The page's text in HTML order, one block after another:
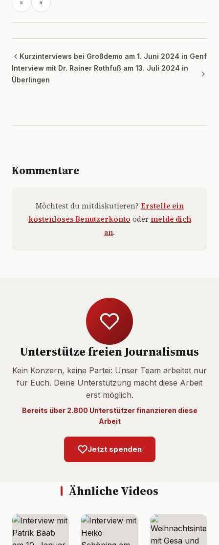
Kurzinterviews bei Großdemo am 1. Juni 2024 in Genf
Interview mit Dr. Rainer Rothfuß am 13. Juli 2024 in
Überlingen
Kommentare
Möchtest du mitdiskutieren? Erstelle ein
kostenloses Benutzerkonto oder melde dich
an.
Unterstütze freien Journalismus
Kein Konzern, keine Partei: Unser Team arbeitet nur
für Euch. Deine Unterstützung macht diese Arbeit
erst möglich.
Bereits über 2.800 Unterstützer finanzieren diese
Arbeit
Jetzt spenden
Ähnliche Videos